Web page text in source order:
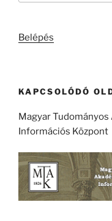
Belépés
KAPCSOLÓDÓ
Magyar
Információs Központ